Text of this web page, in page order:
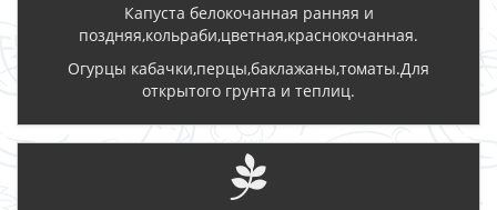
Капуста белокочанная ранняя и
поздняя,кольраби,цветная,краснокочанная.
Огурцы кабачки,перцы,баклажаны,томаты.Для
открытого грунта и теплиц.